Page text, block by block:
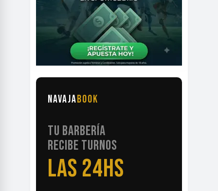
NAVAJABOOK
TU BARBERÍA
RECIBE TURNOS
LAS 24HS